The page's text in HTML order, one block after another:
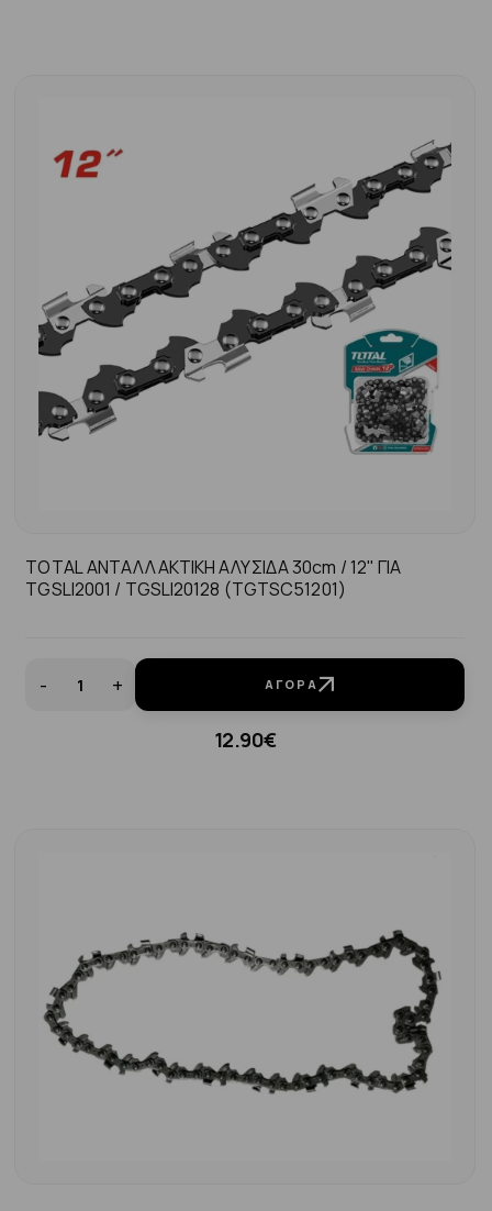
TOTAL ΑΝΤΑΛΛΑΚΤΙΚΗ ΑΛΥΣΙΔΑ 30cm / 12" ΓΙΑ
TGSLI2001 / TGSLI20128 (TGTSC51201)
- + ΑΓΟΡΆ
12.90€